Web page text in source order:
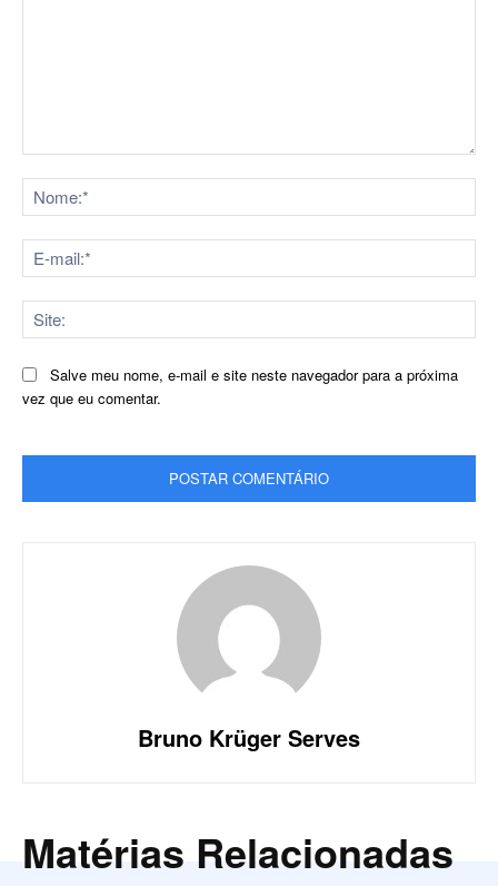
Salve meu nome, e-mail e site neste navegador para a próxima
vez que eu comentar.
Bruno Krüger Serves
Matérias Relacionadas